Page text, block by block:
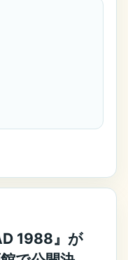
1988』が